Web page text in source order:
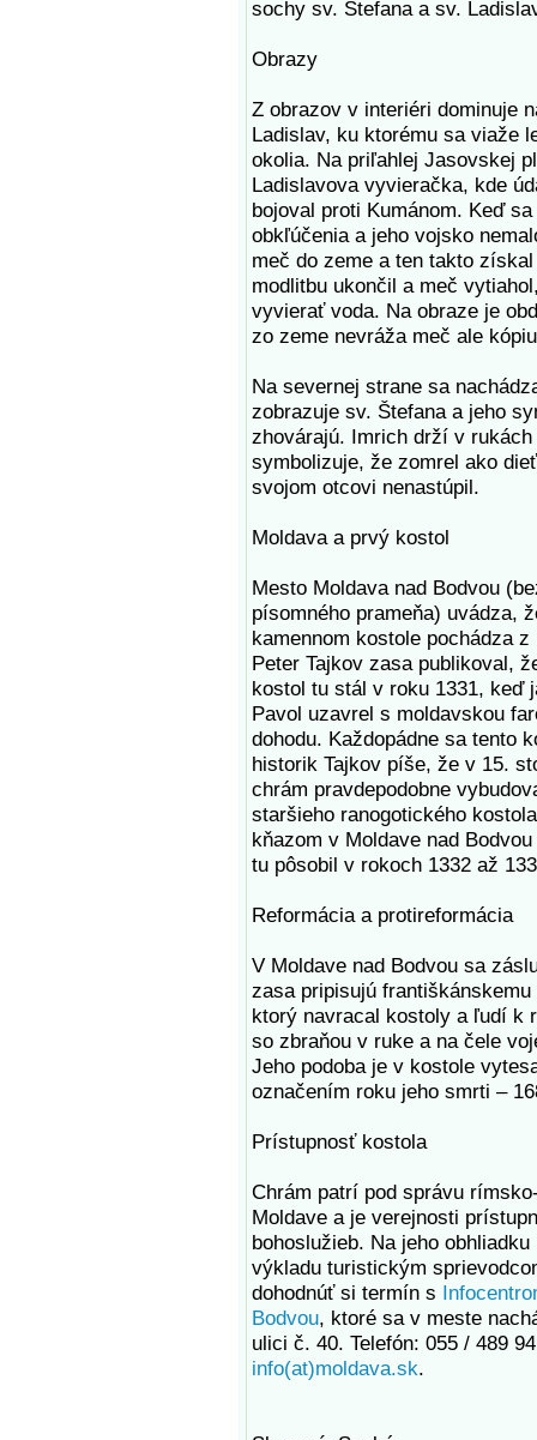
sochy sv. Štefana a sv.
Obrazy
Z obrazov v interiéri dominuje
Ladislav, ku ktorému sa viaže
okolia. Na priľahlej Jasovskej
Ladislavova vyvieračka, kde
bojoval proti Kumánom. Keď
obkľúčenia a jeho vojsko
meč do zeme a ten takto
modlitbu ukončil a meč
vyvierať voda. Na obraze je
zo zeme nevráža meč ale
Na severnej strane sa
zobrazuje sv. Štefana a jeho
zhovárajú. Imrich drží v
symbolizuje, že zomrel ako
svojom otcovi nenastúpil.
Moldava a prvý kostol
Mesto Moldava nad Bodvou
písomného prameňa) uvádza,
kamennom kostole pochádza
Peter Tajkov zasa publikoval,
kostol tu stál v roku 1331, keď
Pavol uzavrel s moldavskou
dohodu. Každopádne sa tento
historik Tajkov píše, že v 15.
chrám pravdepodobne
staršieho ranogotického
kňazom v Moldave nad
tu pôsobil v rokoch 1332 až
Reformácia a protireformácia
V Moldave nad Bodvou sa
zasa pripisujú
ktorý navracal kostoly a ľudí k
so zbraňou v ruke a na čele
Jeho podoba je v kostole
označením roku jeho smrti –
Prístupnosť kostola
Chrám patrí pod správu
Moldave a je verejnosti
bohoslužieb. Na jeho
výkladu turistickým
dohodnúť si termín s
Bodvou, ktoré sa v meste
ulici č. 40. Telefón: 055 / 489
info(at)moldava.sk.